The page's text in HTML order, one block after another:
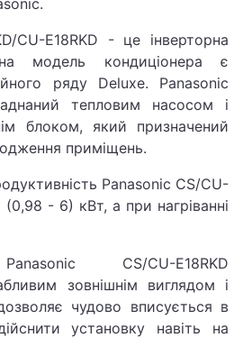
CU-E18RKD - це інверторна
модель кондиціонера є
ряду Deluxe. Panasonic
тепловим насосом і
блоком, який призначений
приміщень.
Panasonic CS/CU-
(0,98 - 6) кВт, а при нагріванні
CS/CU-E18RKD
зовнішнім виглядом і
чудово вписується в
установку навіть на